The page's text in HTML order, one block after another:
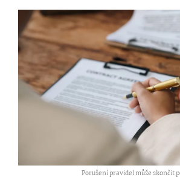
Porušení pravidel může skončit